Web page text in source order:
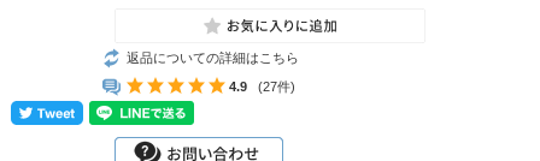
返品についての詳細はこちら
4.9
(27件)